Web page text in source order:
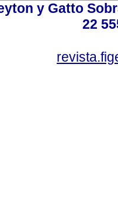
y Gatto
22